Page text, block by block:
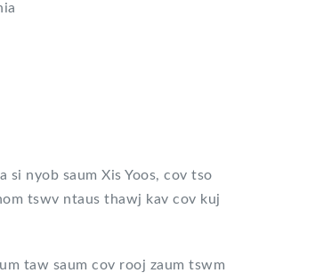
si nyob saum Xis Yoos, cov tso
tswv ntaus thawj kav cov kuj
taw saum cov rooj zaum tswm